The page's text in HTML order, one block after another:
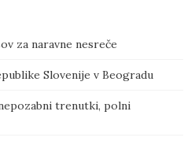
za naravne nesreče
Slovenije v Beogradu
trenutki, polni